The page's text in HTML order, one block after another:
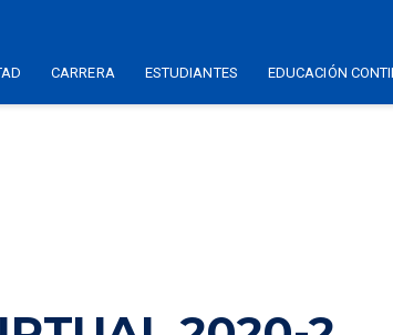
CARRERA ESTUDIANTES EDUCACIÓN